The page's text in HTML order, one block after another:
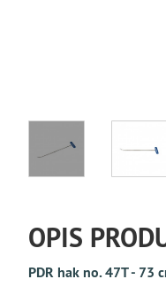
OPIS
PDR hak no. 47Т - 73